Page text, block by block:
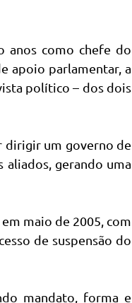
anos como chefe do
apoio parlamentar, a
político – dos dois
dirigir um governo de
gerando uma
maio de 2005, com
de suspensão do
mandato, forma e